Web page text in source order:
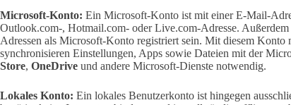
Microsoft-Konto: Ein Microsoft-Konto ist mit einer E-Mail-
Outlook.com-, Hotmail.com- oder Live.com-Adresse.
Adressen als Microsoft-Konto registriert sein. Mit diesem Konto
synchronisieren Einstellungen, Apps sowie Dateien mit der
Store, OneDrive und andere Microsoft-Dienste notwendig.
Lokales Konto: Ein lokales Benutzerkonto ist hingegen